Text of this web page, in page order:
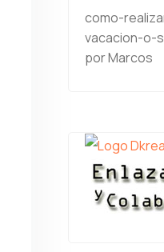
como-
vacacion-o-
por Marcos